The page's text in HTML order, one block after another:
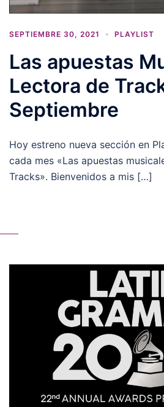
SEPTIEMBRE 30, 2021 PLAYLIST
Las apuestas
Lectora de
Septiembre
Hoy estreno nueva sección en
cada mes «Las apuestas
Tracks». Bienvenidos a mis […]